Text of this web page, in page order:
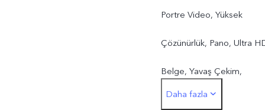
Portre Video, Yüksek
Çözünürlük, Pano, Ultra
Belge, Yavaş Çekim,
Zaman Atlama, Sahne,
Daha fazla